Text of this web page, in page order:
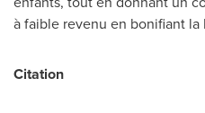
à faible revenu en bonifiant la
Citation